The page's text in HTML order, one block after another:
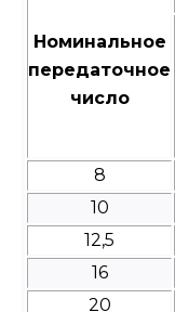
Номинальное
передаточное
число
8
10
12,5
16
20